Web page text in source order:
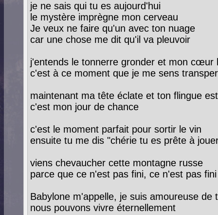
je ne sais qui tu es aujourd'hui
le mystère imprègne mon cerveau
Je veux ne faire qu'un avec ton nuage
car une chose me dit qu'il va pleuvoir
j'entends le tonnerre gronder et mon cœur
c'est à ce moment que je me sens
maintenant ma tête éclate et ton flingue
c'est mon jour de chance
c'est le moment parfait pour sortir le vin
ensuite tu me dis "chérie tu es prête à
viens chevaucher cette montagne russe
parce que ce n'est pas fini, ce n'est pas fini
Babylone m'appelle, je suis amoureuse de
nous pouvons vivre éternellement